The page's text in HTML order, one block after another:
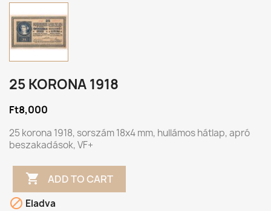
25 KORONA 1918
Ft8,000
25 korona 1918, sorszám 18x4 mm, hullámos hátlap, apró
beszakadások, VF+
 ADD TO CART
 Eladva